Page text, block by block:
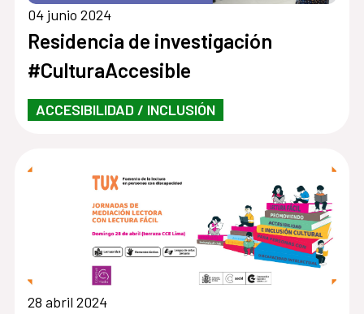
04 junio 2024
Residencia de investigación
#CulturaAccesible
ACCESIBILIDAD / INCLUSIÓN
28 abril 2024